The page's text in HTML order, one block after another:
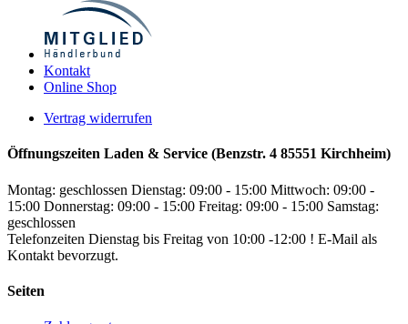
Kontakt
Online Shop
Vertrag widerrufen
Öffnungszeiten Laden & Service (Benzstr. 4 85551 Kirchheim)
Montag: geschlossen Dienstag: 09:00 - 15:00 Mittwoch: 09:00 -
15:00 Donnerstag: 09:00 - 15:00 Freitag: 09:00 - 15:00 Samstag:
geschlossen
Telefonzeiten Dienstag bis Freitag von 10:00 -12:00 ! E-Mail als
Kontakt bevorzugt.
Seiten